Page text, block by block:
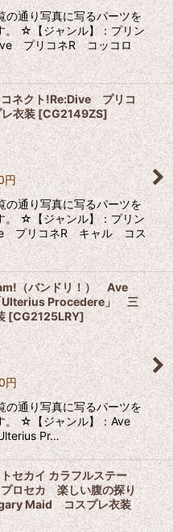
通り写真に写るパーツを
。 ☆【ジャンル】：プリン
プリコネR コッコロ
ネクト!Re:Dive プリコ
衣装[CG2149ZS]
円
通り写真に写るパーツを
。 ☆【ジャンル】：プリン
プリコネR キャル コス
（バンドリ！） Ave
Procedere」 三
[CG2125LRY]
円
通り写真に写るパーツを
。 ☆【ジャンル】：Ave
Pr…
セカイ カラフルステー
ロセカ 楽しい腹の探り
Maid コスプレ衣装